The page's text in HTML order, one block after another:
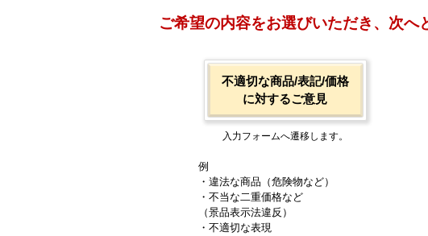
ご希望の内容をお選びいただき、次へ
不適切な商品/表記/価格
に対するご意見
入力フォームへ遷移します。
例
・違法な商品（危険物など）
・不当な二重価格など
（景品表示法違反）
・不適切な表現